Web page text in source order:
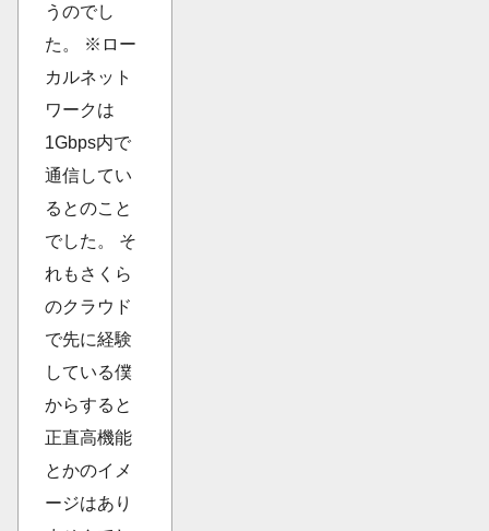
うのでし
た。 ※ロー
カルネット
ワークは
1Gbps内で
通信してい
るとのこと
でした。 そ
れもさくら
のクラウド
で先に経験
している僕
からすると
正直高機能
とかのイメ
ージはあり